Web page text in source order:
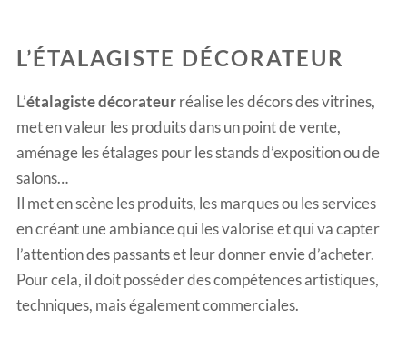
L’ÉTALAGISTE DÉCORATEUR
L’étalagiste décorateurréalise les décors des vitrines,
met en valeur les produits dans un point de vente,
aménage les étalages pour les stands d’exposition ou de
salons…
Il met en scène les produits, les marques ou les services
en créant une ambiance qui les valorise et qui va capter
l’attention des passants et leur donner envie d’acheter.
Pour cela, il doit posséder des compétences artistiques,
techniques, mais également commerciales.